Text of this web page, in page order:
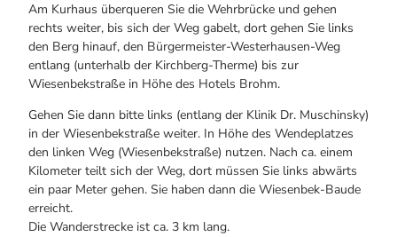
Am Kurhaus überqueren Sie die Wehrbrücke und gehen
rechts weiter, bis sich der Weg gabelt, dort gehen Sie links
den Berg hinauf, den Bürgermeister-Westerhausen-Weg
entlang (unterhalb der Kirchberg-Therme) bis zur
Wiesenbekstraße in Höhe des Hotels Brohm.
Gehen Sie dann bitte links (entlang der Klinik Dr. Muschinsky)
in der Wiesenbekstraße weiter. In Höhe des Wendeplatzes
den linken Weg (Wiesenbekstraße) nutzen. Nach ca. einem
Kilometer teilt sich der Weg, dort müssen Sie links abwärts
ein paar Meter gehen. Sie haben dann die Wiesenbek-Baude
erreicht.
Die Wanderstrecke ist ca. 3 km lang.